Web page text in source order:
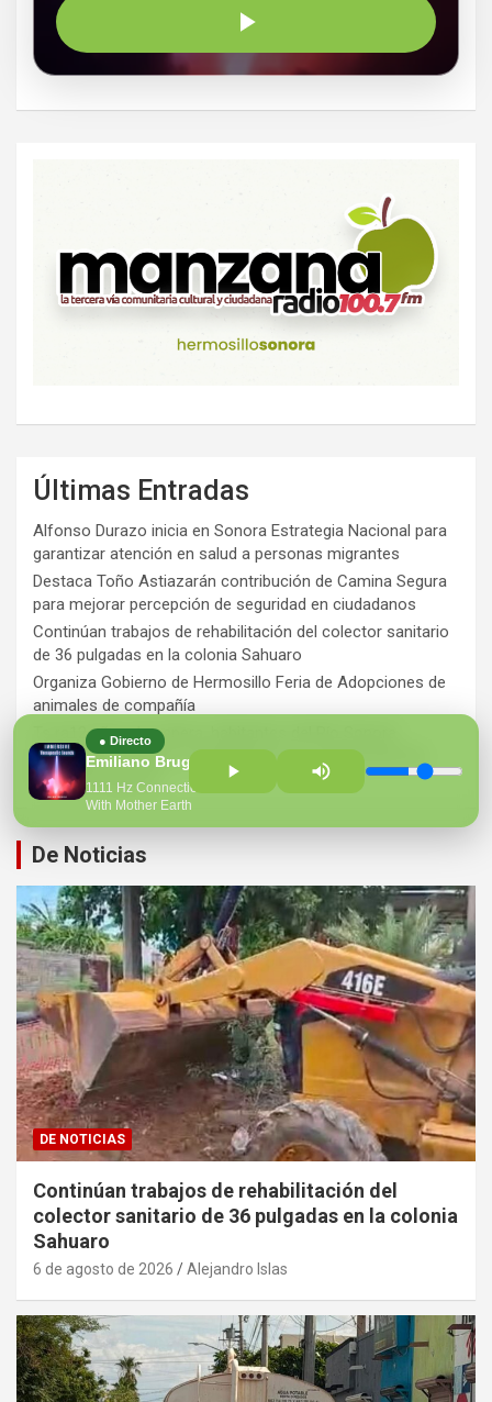
● Directo
Emiliano Bruguera
1111 Hz Connection
With Mother Earth
Últimas Entradas
Alfonso Durazo inicia en Sonora Estrategia Nacional para
garantizar atención en salud a personas migrantes
Destaca Toño Astiazarán contribución de Camina Segura
para mejorar percepción de seguridad en ciudadanos
Continúan trabajos de rehabilitación del colector sanitario
de 36 pulgadas en la colonia Sahuaro
Organiza Gobierno de Hermosillo Feria de Adopciones de
animales de compañía
Ts ra12 años de espera, habitantes del Río Sonora
agradecen a Durazo y Sheinbaum por construcción de
Hospital Regional
De Noticias
DE NOTICIAS
Continúan trabajos de rehabilitación del
colector sanitario de 36 pulgadas en la colonia
Sahuaro
6 de agosto de 2026 Alejandro Islas